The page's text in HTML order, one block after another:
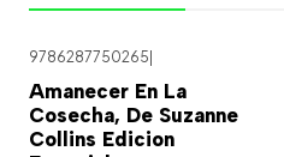
9786287750265
Amanecer En La
Cosecha, De Suzanne
Collins Edicion